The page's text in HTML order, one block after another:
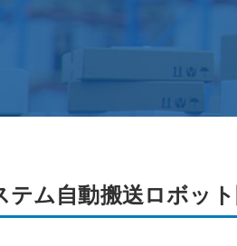
テム自動搬送ロボッ